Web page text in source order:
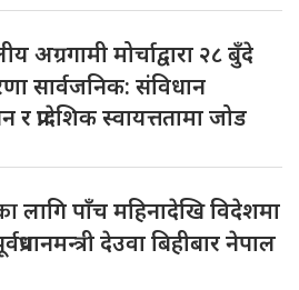
अग्रगामी मोर्चाद्वारा २८ बुँदे
सार्वजनिक: संविधान
र प्रादेशिक स्वायत्ततामा जोड
लागि पाँच महिनादेखि विदेशमा
देउवा बिहीबार नेपाल